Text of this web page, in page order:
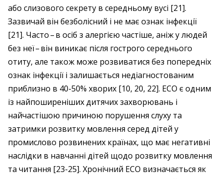
або слизового секрету в середньому вусі [21].
Зазвичай він безболісний і не має ознак інфекції
[21]. Часто – ​в осіб з алергією частіше, аніж у людей
без неї – ​він виникає після гострого середнього
отиту, але також може розвиватися без попередніх
ознак інфекції і залишається недіагностованим
приблизно в 40-50% хворих [10, 20, 22]. ЕСО є одним
із найпоширеніших дитячих захворювань і
найчастішою причиною порушення слуху та
затримки розвитку мовлення серед дітей у
промислово розвинених країнах, що має негативні
наслідки в навчанні дітей щодо розвитку мовлення
та читання [23-25]. Хронічний ЕСО визначається як